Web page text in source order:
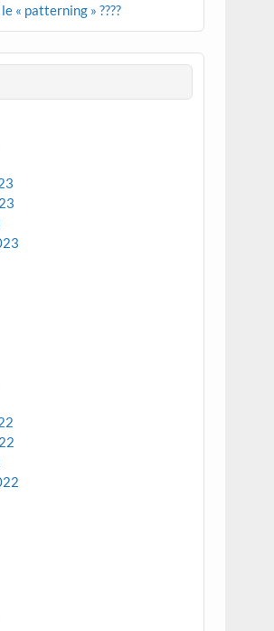
« patterning » ????